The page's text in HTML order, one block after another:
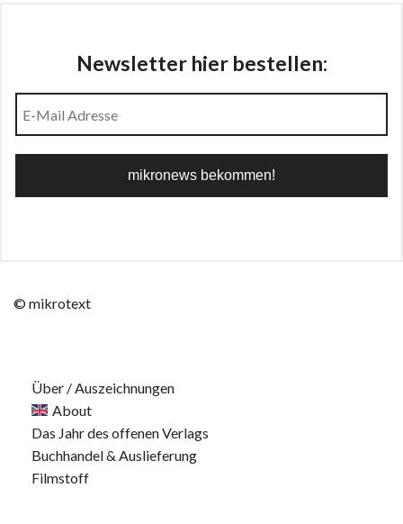
Newsletter hier bestellen:
© mikrotext
Über / Auszeichnungen
About
Das Jahr des offenen Verlags
Buchhandel & Auslieferung
Filmstoff